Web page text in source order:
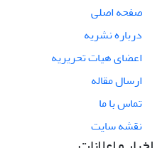
صفحه اصلی
درباره نشریه
اعضای هیات تحریریه
ارسال مقاله
تماس با ما
نقشه سایت